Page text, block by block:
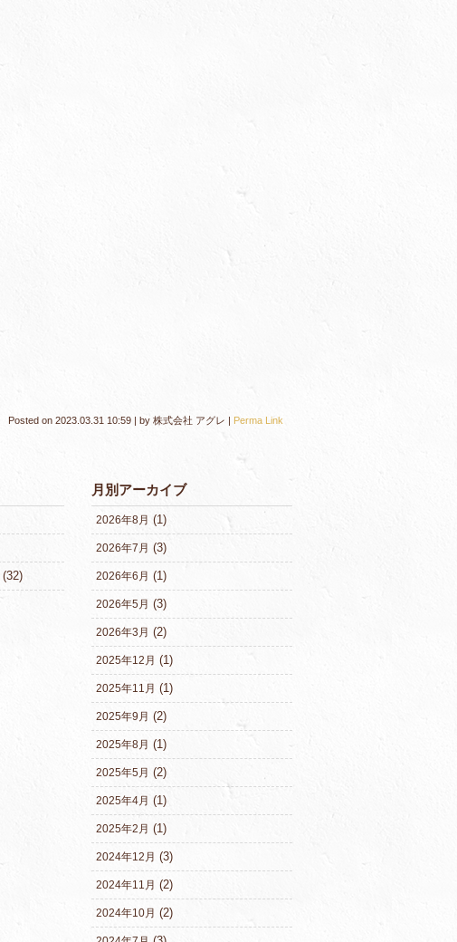
Posted on 2023.03.31 10:59 by 株式会社 アグレ Perma Link
(32)
月別アーカイブ
2026年8月 (1)
2026年7月 (3)
2026年6月 (1)
2026年5月 (3)
2026年3月 (2)
2025年12月 (1)
2025年11月 (1)
2025年9月 (2)
2025年8月 (1)
2025年5月 (2)
2025年4月 (1)
2025年2月 (1)
2024年12月 (3)
2024年11月 (2)
2024年10月 (2)